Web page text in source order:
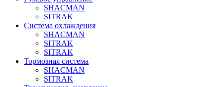
SHACMAN
SITRAK
Система охлаждения
SHACMAN
SITRAK
SITRAK
Тормозная система
SHACMAN
SITRAK